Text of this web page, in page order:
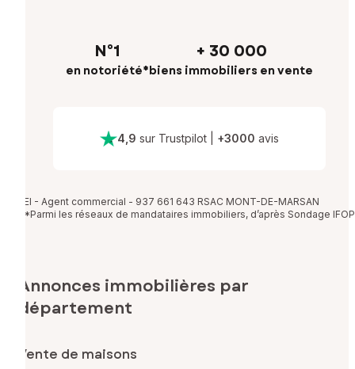
N°1
en notoriété*
+ 30 000
biens immobiliers en vente
4,9 sur Trustpilot| +3000 avis
EI - Agent commercial - 937 661 643 RSAC MONT-DE-MARSAN
*Parmi les réseaux de mandataires immobiliers, d’après Sondage IFOP
Annonces immobilières par
département
Vente de maisons